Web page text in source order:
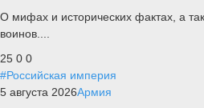
О мифах и исторических фактах, а
воинов....
25 0 0
#Российская империя
5 августа 2026Армия